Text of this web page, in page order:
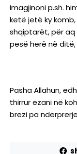
Imagjinoni p.sh.
ketë jetë ky
shqiptarët, për aq
pesë herë në
Pasha Allahun,
thirrur ezani në
brezi pa